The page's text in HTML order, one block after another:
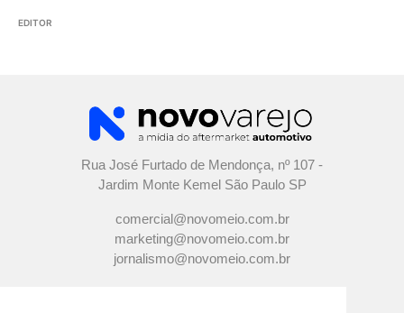
EDITOR
Rua José Furtado de Mendonça, nº 107 -
Jardim Monte Kemel São Paulo SP
comercial@novomeio.com.br
marketing@novomeio.com.br
jornalismo@novomeio.com.br